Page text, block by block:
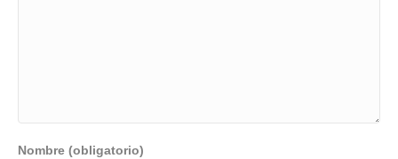
Nombre (obligatorio)